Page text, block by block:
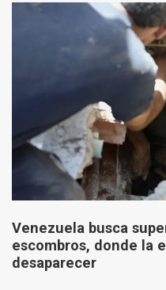
Venezuela busca
escombros, donde la
desaparecer